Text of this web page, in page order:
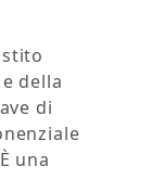
della
di
una